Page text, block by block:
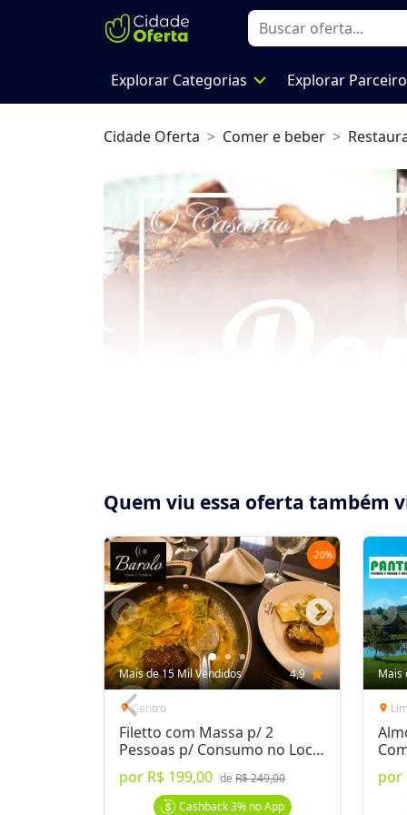
Explorar Categorias expand_more Explorar
Cidade Oferta Comer e beber
Compartilhe essa Oferta:
Receba as novidades do Cidade Oferta no seu
WhatsApp!
Destaques & Regras
Festival do Porco no Casarão apenas
Diversidade de pratos à base de porco
Quem viu essa oferta também
-20%
Mais de 15 Mil Vendidos 4,9 star
location_onCentro
Filetto com Massa p/ 2
Pessoas p/ Consumo no Local
ou Delivery
por R$ 199,00 de R$ 249,00
Cashback3%no App
Mais
location_on
por